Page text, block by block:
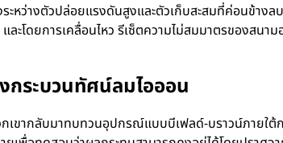
ะหว่างตัวปล่อยแรงดันสูงและตัวเก็บสะสมที่ค่อนข้าง
ละโดยการเคลื่อนไหว รีเซ็ตความไม่สมมาตรของ
กระบวนทัศน์ลมไอออน
เขากลับมาทบทวนอุปกรณ์แบบบีเฟลด์-บราวน์ภายใต้